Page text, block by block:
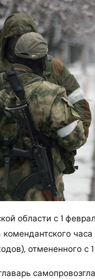
области с 1
отмененного с 1